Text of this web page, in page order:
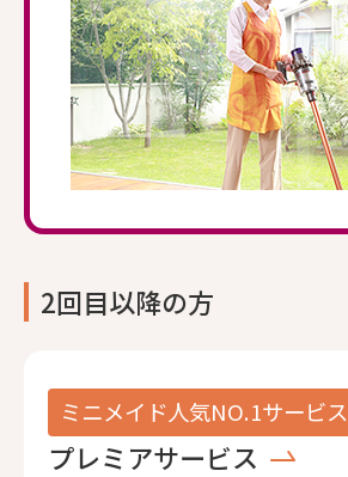
2回目以降の方
ミニメイド人気NO.1サービス
プレミアサービス